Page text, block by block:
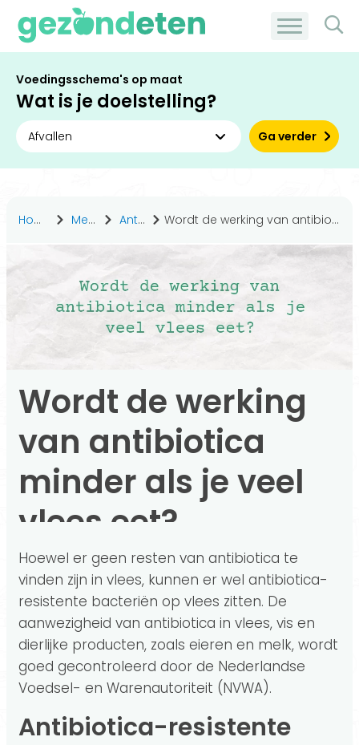
Voedingsschema's op maat
Wat is je doelstelling?
Ga verder
Home Medisch Antwoorden Wordt de werking van antibiotica minder als je veel vlees eet?
Wordt de werking
van antibiotica
minder als je veel
vlees eet?
Hoewel er geen resten van antibiotica te
vinden zijn in vlees, kunnen er wel antibiotica-
resistente bacteriën op vlees zitten. De
aanwezigheid van antibiotica in vlees, vis en
dierlijke producten, zoals eieren en melk, wordt
goed gecontroleerd door de Nederlandse
Voedsel- en Warenautoriteit (NVWA).
Antibiotica-resistente